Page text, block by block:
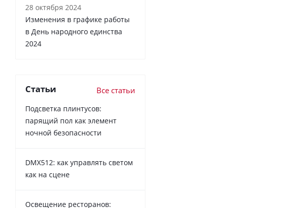
28 октября 2024
Изменения в графике работы
в День народного единства
2024
Статьи Все статьи
Подсветка плинтусов:
парящий пол как элемент
ночной безопасности
DMX512: как управлять светом
как на сцене
Освещение ресторанов: